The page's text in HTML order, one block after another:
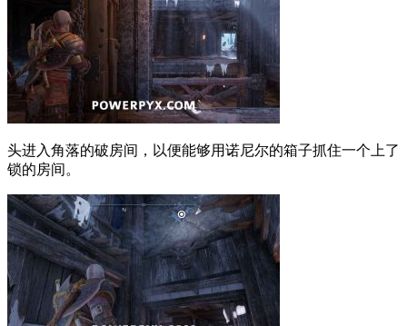
头进入角落的破房间，以便能够用诺尼尔的箱子抓住一个上了
锁的房间。